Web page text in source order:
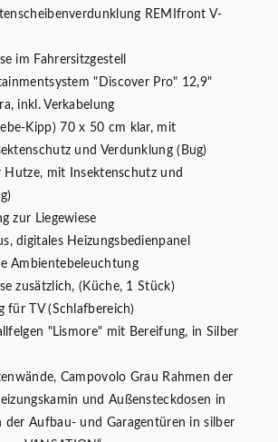
REMIfront V-
im Fahrersitzgestell
"Discover Pro" 12,9"
inkl. Verkabelung
Kipp) 70 x 50 cm klar, mit
und Verdunklung (Bug)
Hutze, mit Insektenschutz und
zur Liegewiese
digitales Heizungsbedienpanel
Ambientebeleuchtung
zusätzlich, (Küche, 1 Stück)
für TV (Schlafbereich)
"Lismore" mit Bereifung, in Silber
Campovolo Grau Rahmen der
und Außensteckdosen in
der Aufbau- und Garagentüren in silber